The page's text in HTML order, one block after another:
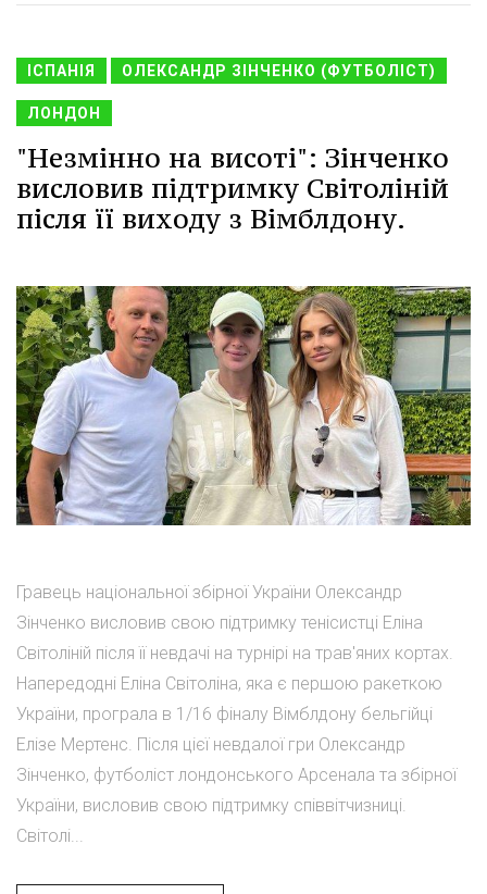
ІСПАНІЯ ОЛЕКСАНДР ЗІНЧЕНКО (ФУТБОЛІСТ)
ЛОНДОН
"Незмінно на висоті": Зінченко
висловив підтримку Світоліній
після її виходу з Вімблдону.
Гравець національної збірної України Олександр
Зінченко висловив свою підтримку тенісистці Еліна
Світоліній після її невдачі на турнірі на трав'яних кортах.
Напередодні Еліна Світоліна, яка є першою ракеткою
України, програла в 1/16 фіналу Вімблдону бельгійці
Елізе Мертенс. Після цієї невдалої гри Олександр
Зінченко, футболіст лондонського Арсенала та збірної
України, висловив свою підтримку співвітчизниці.
Світолі...